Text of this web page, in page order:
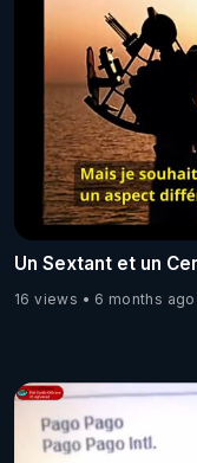
Un Sextant et un
16 views 6 months ago